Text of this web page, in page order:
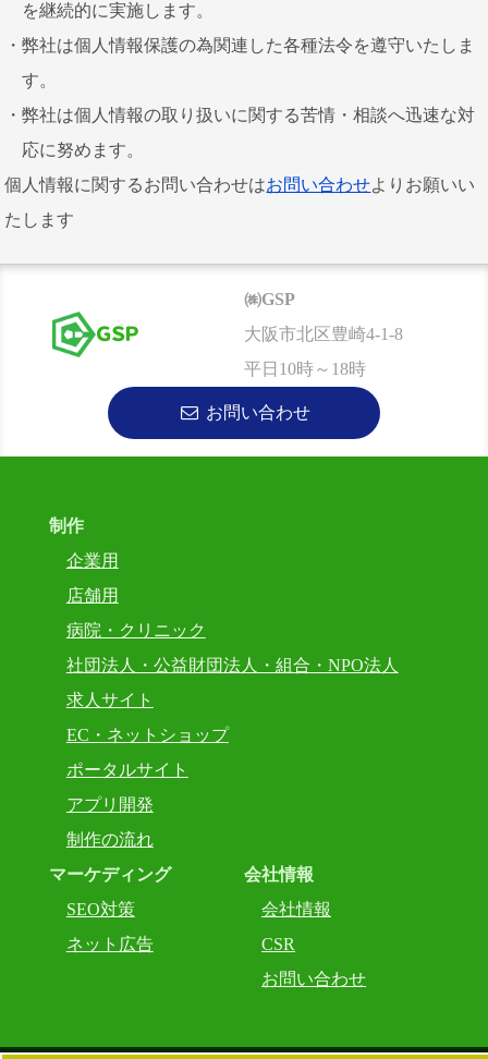
を継続的に実施します。
弊社は個人情報保護の為関連した各種法令を遵守いたしま
す。
弊社は個人情報の取り扱いに関する苦情・相談へ迅速な対
応に努めます。
個人情報に関するお問い合わせはお問い合わせよりお願いい
たします
ＧＳＰ
㈱GSP
大阪市北区豊崎4-1-8
平日10時～18時
お問い合わせ
制作
企業用
店舗用
病院・クリニック
社団法人・公益財団法人・組合・NPO法人
求人サイト
EC・ネットショップ
ポータルサイト
アプリ開発
制作の流れ
マーケディング
SEO対策
ネット広告
会社情報
会社情報
CSR
お問い合わせ